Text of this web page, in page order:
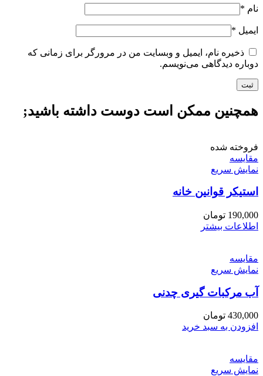
نام *
ایمیل *
ذخیره نام، ایمیل و وبسایت من در مرورگر برای زمانی که
دوباره دیدگاهی می‌نویسم.
همچنین ممکن است دوست داشته باشید;
فروخته شده
مقايسه
نمایش سریع
استیکر قوانین خانه
190,000 تومان
اطلاعات بیشتر
مقايسه
نمایش سریع
آب مرکبات گیری چدنی
430,000 تومان
افزودن به سبد خرید
مقايسه
نمایش سریع